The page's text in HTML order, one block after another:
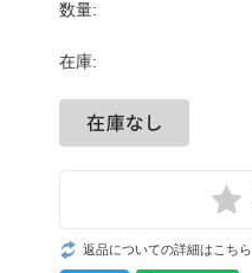
数量:
在庫:
返品についての詳細はこちら